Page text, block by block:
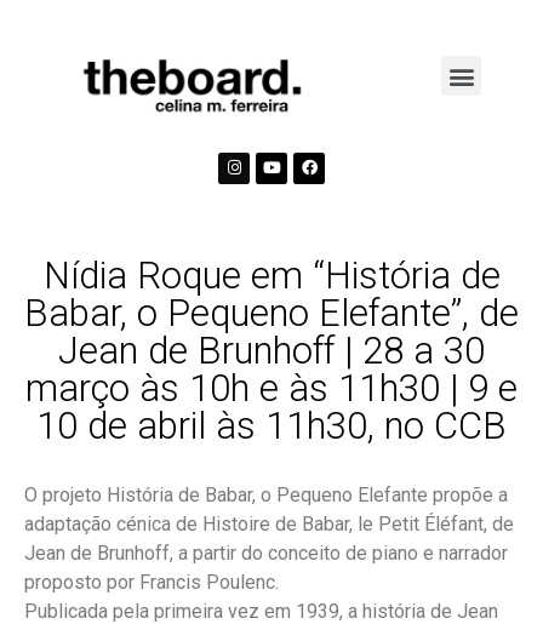
Nídia Roque em “História de
Babar, o Pequeno Elefante”, de
Jean de Brunhoff | 28 a 30
março às 10h e às 11h30 | 9 e
10 de abril às 11h30, no CCB
O projeto História de Babar, o Pequeno Elefante propõe a
adaptação cénica de Histoire de Babar, le Petit Éléfant, de
Jean de Brunhoff, a partir do conceito de piano e narrador
proposto por Francis Poulenc.
Publicada pela primeira vez em 1939, a história de Jean